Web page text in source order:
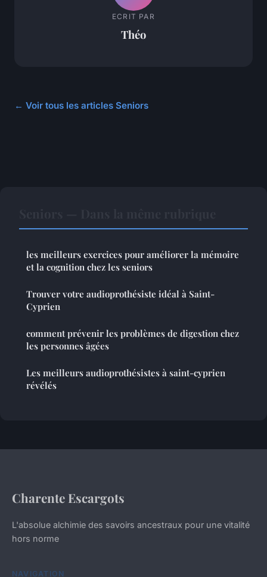
ECRIT PAR
Théo
← Voir tous les articles Seniors
les meilleurs exercices pour améliorer la mémoire
et la cognition chez les seniors
Trouver votre audioprothésiste idéal à Saint-
Cyprien
comment prévenir les problèmes de digestion chez
les personnes âgées
Les meilleurs audioprothésistes à saint-cyprien
révélés
Charente Escargots
L'absolue alchimie des savoirs ancestraux pour une vitalité
hors norme
NAVIGATION